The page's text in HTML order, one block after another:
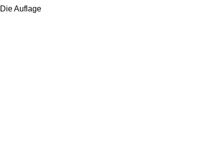
Die Auflage